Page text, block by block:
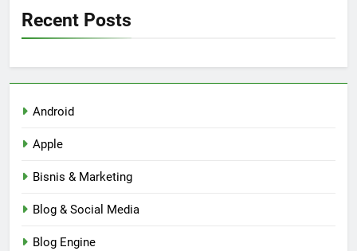
Recent Posts
Android
Apple
Bisnis & Marketing
Blog & Social Media
Blog Engine